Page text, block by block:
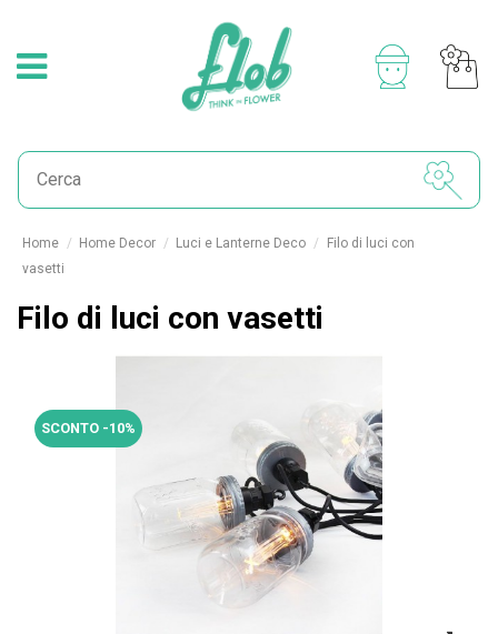
Home Home Decor Luci e Lanterne Deco
Filo di luci con
vasetti
Filo di luci con vasetti
SCONTO -10%